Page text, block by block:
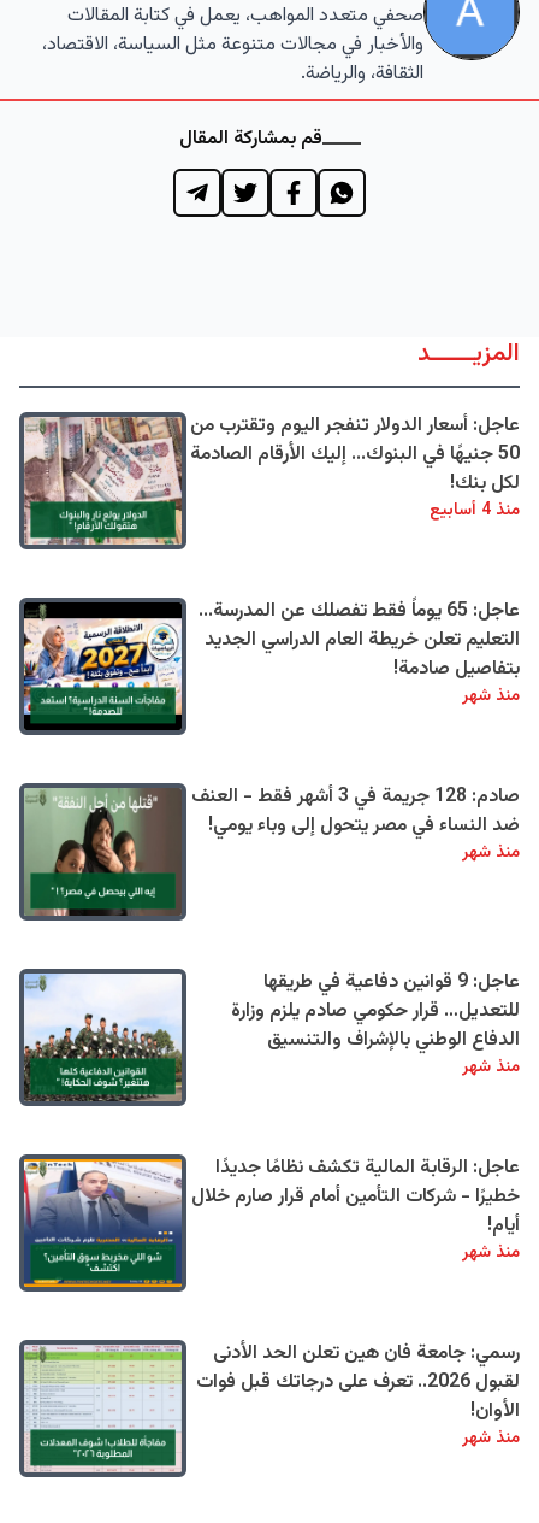
صحفي متعدد المواهب، يعمل في كتابة المقالات
والأخبار في مجالات متنوعة مثل السياسة، الاقتصاد،
الثقافة، والرياضة.
قم بمشاركة المقال
المزيــــــد
عاجل: أسعار الدولار تنفجر اليوم وتقترب من
50 جنيهًا في البنوك... إليك الأرقام الصادمة
لكل بنك!
منذ 4 أسابيع
عاجل: 65 يوماً فقط تفصلك عن المدرسة...
التعليم تعلن خريطة العام الدراسي الجديد
بتفاصيل صادمة!
منذ شهر
صادم: 128 جريمة في 3 أشهر فقط - العنف
ضد النساء في مصر يتحول إلى وباء يومي!
منذ شهر
عاجل: 9 قوانين دفاعية في طريقها
للتعديل… قرار حكومي صادم يلزم وزارة
الدفاع الوطني بالإشراف والتنسيق
منذ شهر
عاجل: الرقابة المالية تكشف نظامًا جديدًا
خطيرًا - شركات التأمين أمام قرار صارم خلال
أيام!
منذ شهر
رسمي: جامعة فان هين تعلن الحد الأدنى
لقبول 2026.. تعرف على درجاتك قبل فوات
الأوان!
منذ شهر